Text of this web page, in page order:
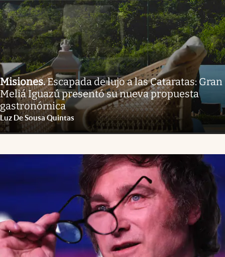
Misiones.Escapada de lujo a las Cataratas: Gran
Meliá Iguazú presentó su nueva propuesta
gastronómica
Luz De Sousa Quintas